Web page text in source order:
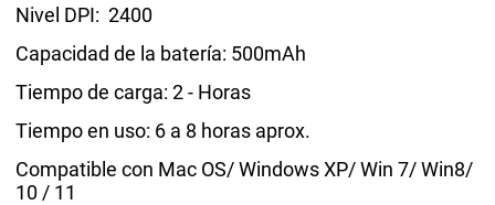
Nivel DPI: 2400
Capacidad de la batería: 500mAh
Tiempo de carga: 2 - Horas
Tiempo en uso: 6 a 8 horas aprox.
Compatible con Mac OS/ Windows XP/ Win 7/ Win8/
10 / 11